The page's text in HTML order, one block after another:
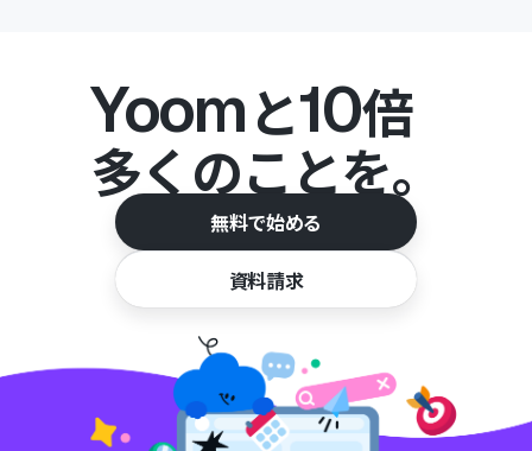
Yoomと10倍
多くのことを。
無料で始める
資料請求